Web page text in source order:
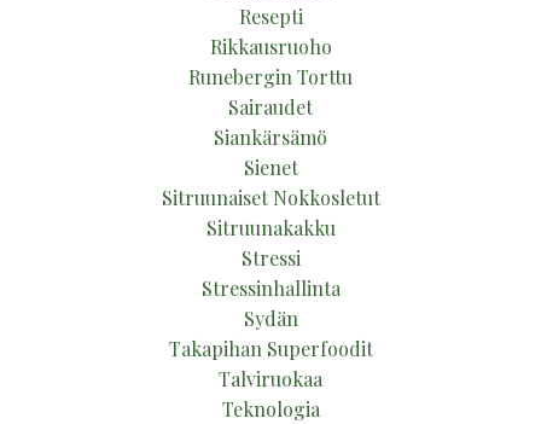
Resepti
Rikkausruoho
Runebergin Torttu
Sairaudet
Siankärsämö
Sienet
Sitruunaiset Nokkosletut
Sitruunakakku
Stressi
Stressinhallinta
Sydän
Takapihan Superfoodit
Talviruokaa
Teknologia